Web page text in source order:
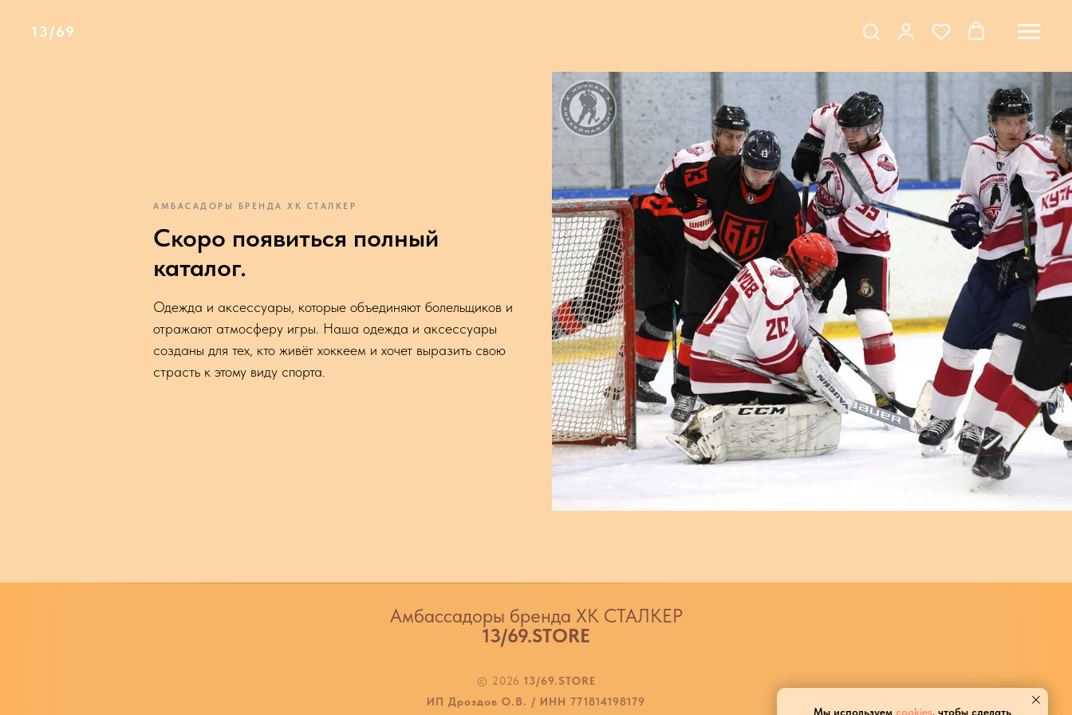
13/69
АМБАСАДОРЫ БРЕНДА ХК СТАЛКЕР
Скоро появиться полный
каталог.
Одежда и аксессуары, которые объединяют болельщиков и
отражают атмосферу игры. Наша одежда и аксессуары
созданы для тех, кто живёт хоккеем и хочет выразить свою
страсть к этому виду спорта.
Амбассадоры бренда ХК СТАЛКЕР
13/69.STORE
© 2026 13/69.STORE
ИП Дроздов О.В. / ИНН 771814198179
Мы используем cookies, чтобы сделать